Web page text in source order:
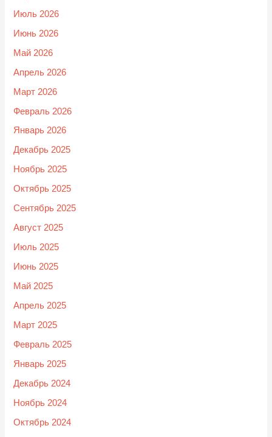
Июль 2026
Июнь 2026
Май 2026
Апрель 2026
Март 2026
Февраль 2026
Январь 2026
Декабрь 2025
Ноябрь 2025
Октябрь 2025
Сентябрь 2025
Август 2025
Июль 2025
Июнь 2025
Май 2025
Апрель 2025
Март 2025
Февраль 2025
Январь 2025
Декабрь 2024
Ноябрь 2024
Октябрь 2024